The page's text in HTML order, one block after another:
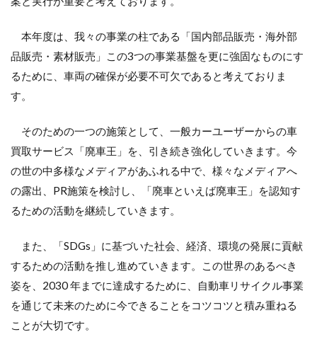
本年度は、我々の事業の柱である「国内部品販売・海外部
品販売・素材販売」この3つの事業基盤を更に強固なものにす
るために、車両の確保が必要不可欠であると考えておりま
す。
そのための一つの施策として、一般カーユーザーからの車
買取サービス「廃車王」を、引き続き強化していきます。今
の世の中多様なメディアがあふれる中で、様々なメディアへ
の露出、PR施策を検討し、「廃車といえば廃車王」を認知す
るための活動を継続していきます。
また、「SDGs」に基づいた社会、経済、環境の発展に貢献
するための活動を推し進めていきます。この世界のあるべき
姿を、2030 年までに達成するために、自動車リサイクル事業
を通じて未来のために今できることをコツコツと積み重ねる
ことが大切です。